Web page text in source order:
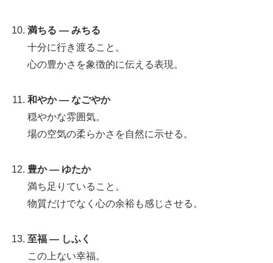
満ちる — みちる
十分に行き渡ること。
心の豊かさを象徴的に伝える表現。
和やか — なごやか
穏やかな雰囲気。
場の空気の柔らかさを自然に示せる。
豊か — ゆたか
満ち足りていること。
物質だけでなく心の余裕も感じさせる。
至福 — しふく
この上ない幸福。